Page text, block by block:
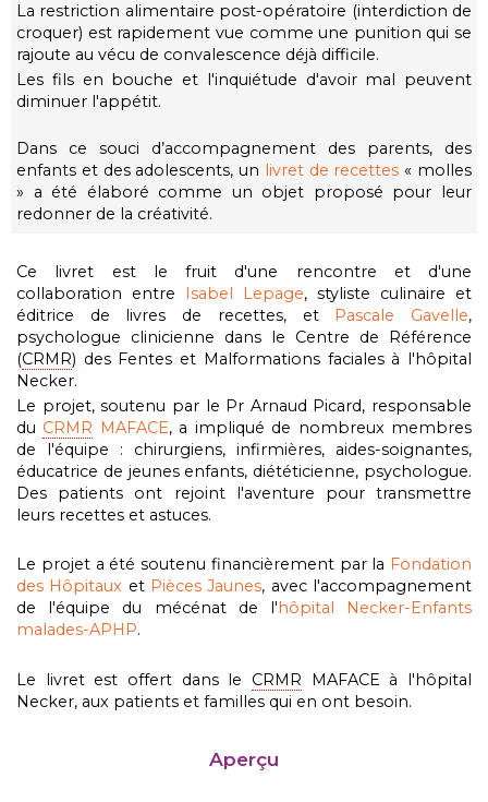
La restriction alimentaire post-opératoire (interdiction de
croquer) est rapidement vue comme une punition qui se
rajoute au vécu de convalescence déjà difficile.
Les fils en bouche et l'inquiétude d'avoir mal peuvent
diminuer l'appétit.
Dans ce souci d’accompagnement des parents, des
enfants et des adolescents, un livret de recettes « molles
»
a été élaboré comme un objet proposé pour leur
redonner de la créativité.
Ce livret est le fruit d'une rencontre et d'une
collaboration entre Isabel Lepage, styliste culinaire et
éditrice de livres de recettes, et Pascale Gavelle,
psychologue clinicienne dans le Centre de Référence
(CRMR) des Fentes et Malformations faciales à l'hôpital
Necker.
Le projet, soutenu par le Pr Arnaud Picard, responsable
du CRMR MAFACE, a impliqué de nombreux membres
de l'équipe : chirurgiens, infirmières, aides-soignantes,
éducatrice de jeunes enfants, diététicienne, psychologue.
Des patients ont rejoint l'aventure pour transmettre
leurs recettes et astuces.
Le projet a été soutenu financièrement par la Fondation
des Hôpitaux et Pièces Jaunes, avec l'accompagnement
de l'équipe du mécénat de l' hôpital Necker-Enfants
malades-APHP.
Le livret est offert dans le CRMR MAFACE à l'hôpital
Necker, aux patients et familles qui en ont besoin.
Aperçu